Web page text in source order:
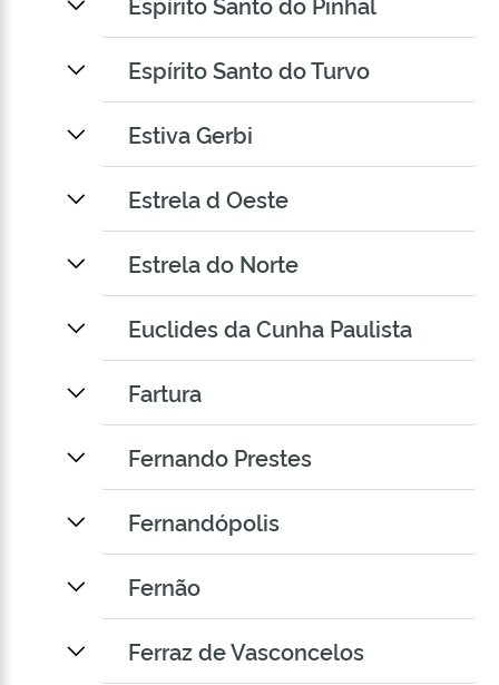
Espírito Santo do Turvo
Estiva Gerbi
Estrela d Oeste
Estrela do Norte
Euclides da Cunha Paulista
Fartura
Fernando Prestes
Fernandópolis
Fernão
Ferraz de Vasconcelos